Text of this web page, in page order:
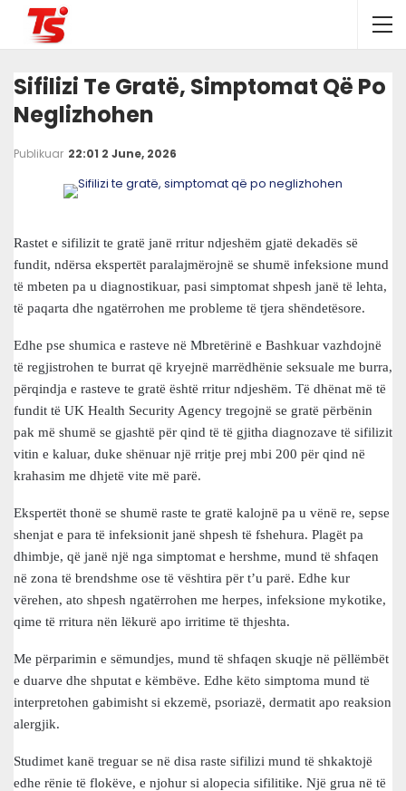
Sifilizi Te Gratë, Simptomat Që Po
Neglizhohen
Publikuar 22:01 2 June, 2026
Rastet e sifilizit te gratë janë rritur ndjeshëm gjatë dekadës së
fundit, ndërsa ekspertët paralajmërojnë se shumë infeksione mund
të mbeten pa u diagnostikuar, pasi simptomat shpesh janë të lehta,
të paqarta dhe ngatërrohen me probleme të tjera shëndetësore.
Edhe pse shumica e rasteve në Mbretërinë e Bashkuar vazhdojnë
të regjistrohen te burrat që kryejnë marrëdhënie seksuale me burra,
përqindja e rasteve te gratë është rritur ndjeshëm. Të dhënat më të
fundit të UK Health Security Agency tregojnë se gratë përbënin
pak më shumë se gjashtë për qind të të gjitha diagnozave të sifilizit
vitin e kaluar, duke shënuar një rritje prej mbi 200 për qind në
krahasim me dhjetë vite më parë.
Ekspertët thonë se shumë raste te gratë kalojnë pa u vënë re, sepse
shenjat e para të infeksionit janë shpesh të fshehura. Plagët pa
dhimbje, që janë një nga simptomat e hershme, mund të shfaqen
në zona të brendshme ose të vështira për t’u parë. Edhe kur
vërehen, ato shpesh ngatërrohen me herpes, infeksione mykotike,
qime të rritura nën lëkurë apo irritime të thjeshta.
Me përparimin e sëmundjes, mund të shfaqen skuqje në pëllëmbët
e duarve dhe shputat e këmbëve. Edhe këto simptoma mund të
interpretohen gabimisht si ekzemë, psoriazë, dermatit apo reaksion
alergjik.
Studimet kanë treguar se në disa raste sifilizi mund të shkaktojë
edhe rënie të flokëve, e njohur si alopecia sifilitike. Një grua në të